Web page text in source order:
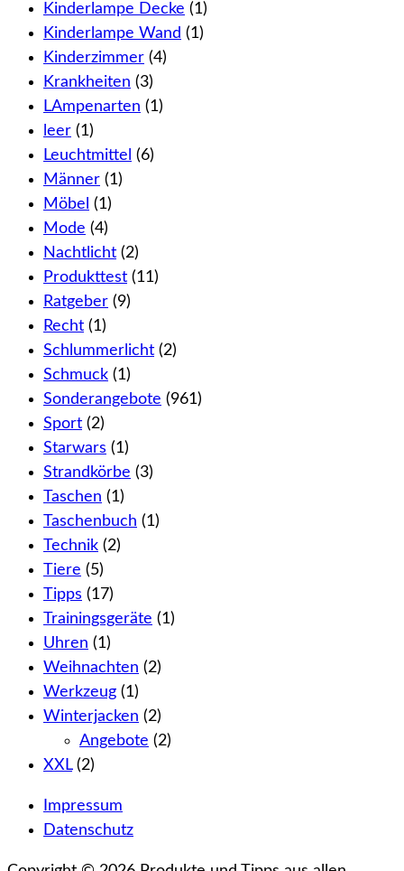
Kinderlampe Decke (1)
Kinderlampe Wand (1)
Kinderzimmer (4)
Krankheiten (3)
LAmpenarten (1)
leer (1)
Leuchtmittel (6)
Männer (1)
Möbel (1)
Mode (4)
Nachtlicht (2)
Produkttest (11)
Ratgeber (9)
Recht (1)
Schlummerlicht (2)
Schmuck (1)
Sonderangebote (961)
Sport (2)
Starwars (1)
Strandkörbe (3)
Taschen (1)
Taschenbuch (1)
Technik (2)
Tiere (5)
Tipps (17)
Trainingsgeräte (1)
Uhren (1)
Weihnachten (2)
Werkzeug (1)
Winterjacken (2)
Angebote (2)
XXL(2)
Impressum
Datenschutz